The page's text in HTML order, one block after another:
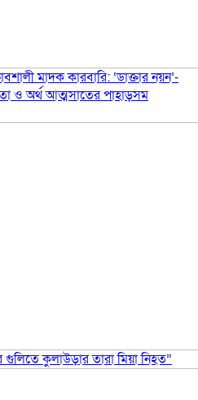
মাদক কারবারি: ‘ডাক্তার নয়ন’-
ও অর্থ আত্মসাতের পাহাড়সম
কুলাউড়ার তারা মিয়া নিহত”